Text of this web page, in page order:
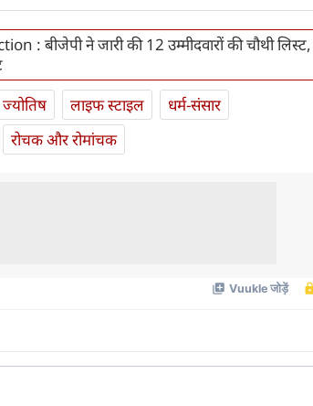
: बीजेपी ने जारी की 12 उम्मीदवारों की चौथी लिस्ट,
ज्योतिष लाइफ स्‍टाइल
धर्म-संसार
रोचक और रोमांचक